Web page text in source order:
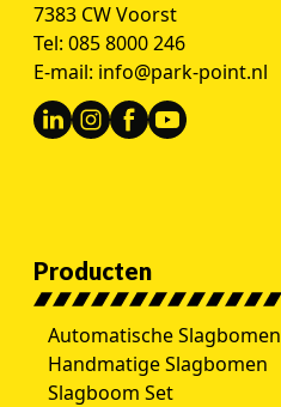
7383 CW Voorst
Tel: 085 8000 246
E-mail: info@park-point.nl
Producten
Automatische Slagbomen
Handmatige Slagbomen
Slagboom Set